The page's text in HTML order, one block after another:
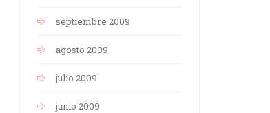
septiembre 2009
agosto 2009
julio 2009
junio 2009